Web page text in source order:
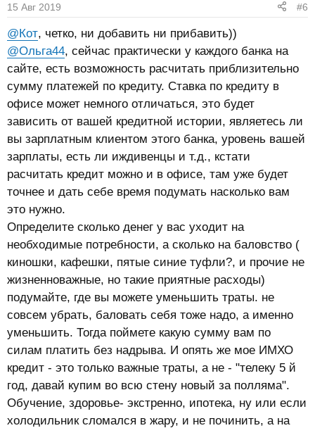
15 Авг 2019 #6
@Кот, четко, ни добавить ни прибавить))
@Ольга44, сейчас практически у каждого банка на
сайте, есть возможность расчитать приблизительно
сумму платежей по кредиту. Ставка по кредиту в
офисе может немного отличаться, это будет
зависить от вашей кредитной истории, являетесь ли
вы зарплатным клиентом этого банка, уровень вашей
зарплаты, есть ли иждивенцы и т.д., кстати
расчитать кредит можно и в офисе, там уже будет
точнее и дать себе время подумать насколько вам
это нужно.
Определите сколько денег у вас уходит на
необходимые потребности, а сколько на баловство (
киношки, кафешки, пятые синие туфли?, и прочие не
жизненноважные, но такие приятные расходы)
подумайте, где вы можете уменьшить траты. не
совсем убрать, баловать себя тоже надо, а именно
уменьшить. Тогда поймете какую сумму вам по
силам платить без надрыва. И опять же мое ИМХО
кредит - это только важные траты, а не - "телеку 5 й
год, давай купим во всю стену новый за полляма".
Обучение, здоровье- экстренно, ипотека, ну или если
холодильник сломался в жару, и не починить, а на